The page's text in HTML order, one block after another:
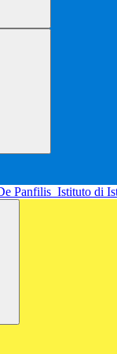
Panfilis Istituto di